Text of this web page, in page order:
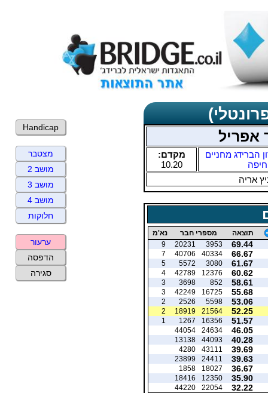
אפריל
הברידג מחניים
חיפה
מקדם:
10.20
אריה
תוצאה מספרי חבר נא'מ
69.44
3953
20231
9
66.67
40334
40706
7
61.67
3080
5572
5
60.62
12376
42789
4
58.61
852
3698
3
55.68
16725
42249
3
53.06
5598
2526
2
52.25
21564
18919
2
51.57
16356
1267
1
46.05
24634
44054
40.28
44093
13138
39.69
43111
4280
39.63
24411
23899
36.67
18027
1858
35.90
12350
18416
32.22
22054
44220
Handicap
מצטבר
מושב 2
מושב 3
מושב 4
חלוקות
ערעור
הדפסה
סגירה